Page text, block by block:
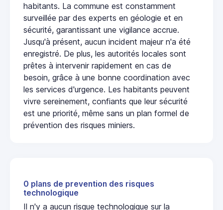
habitants. La commune est constamment
surveillée par des experts en géologie et en
sécurité, garantissant une vigilance accrue.
Jusqu'à présent, aucun incident majeur n'a été
enregistré. De plus, les autorités locales sont
prêtes à intervenir rapidement en cas de
besoin, grâce à une bonne coordination avec
les services d'urgence. Les habitants peuvent
vivre sereinement, confiants que leur sécurité
est une priorité, même sans un plan formel de
prévention des risques miniers.
0 plans de prevention des risques
technologique
Il n'y a aucun risque technologique sur la